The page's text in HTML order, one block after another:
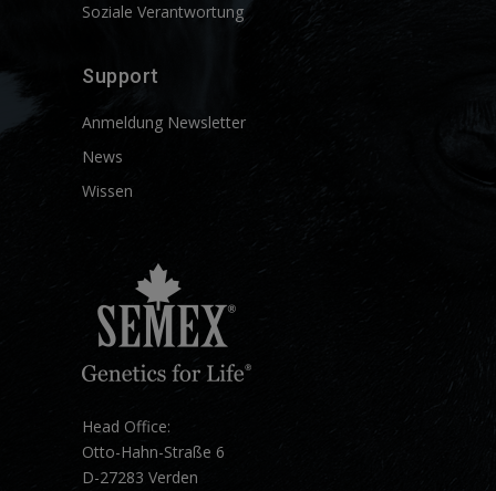
Soziale Verantwortung
Support
Anmeldung Newsletter
News
Wissen
Head Office:
Otto-Hahn-Straße 6
D-27283 Verden